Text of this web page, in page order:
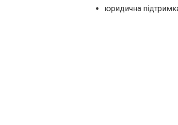
юридична